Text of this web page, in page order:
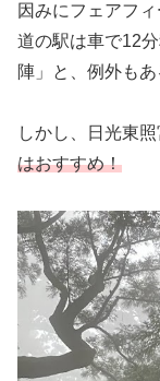
因みにフェアフ
道の駅は車で12
陣」と、例外もあ
しかし、日光東
はおすすめ！